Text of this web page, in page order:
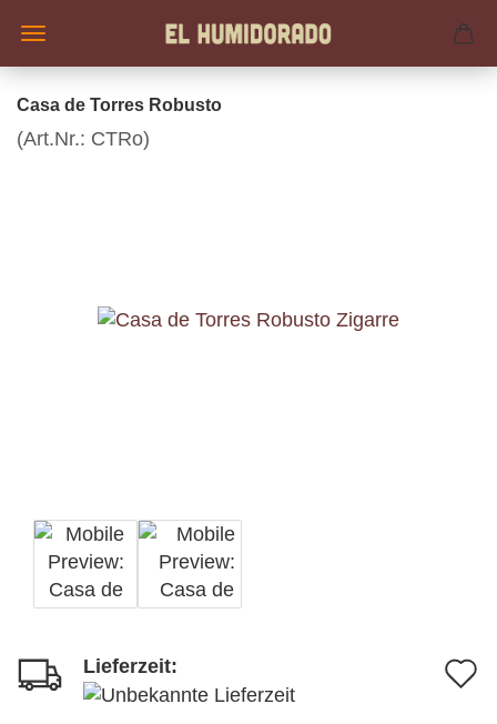
Casa de Torres Robusto
(Art.Nr.: CTRo)
Lieferzeit: